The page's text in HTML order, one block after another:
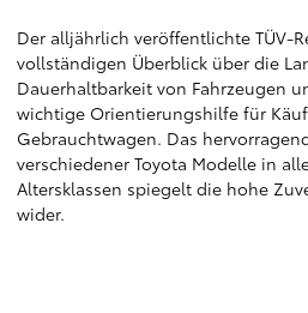
Der alljährlich veröffentlichte TÜV-
vollständigen Überblick über die
Dauerhaltbarkeit von Fahrzeugen
wichtige Orientierungshilfe für
Gebrauchtwagen. Das
verschiedener Toyota Modelle in
Altersklassen spiegelt die hohe
wider.